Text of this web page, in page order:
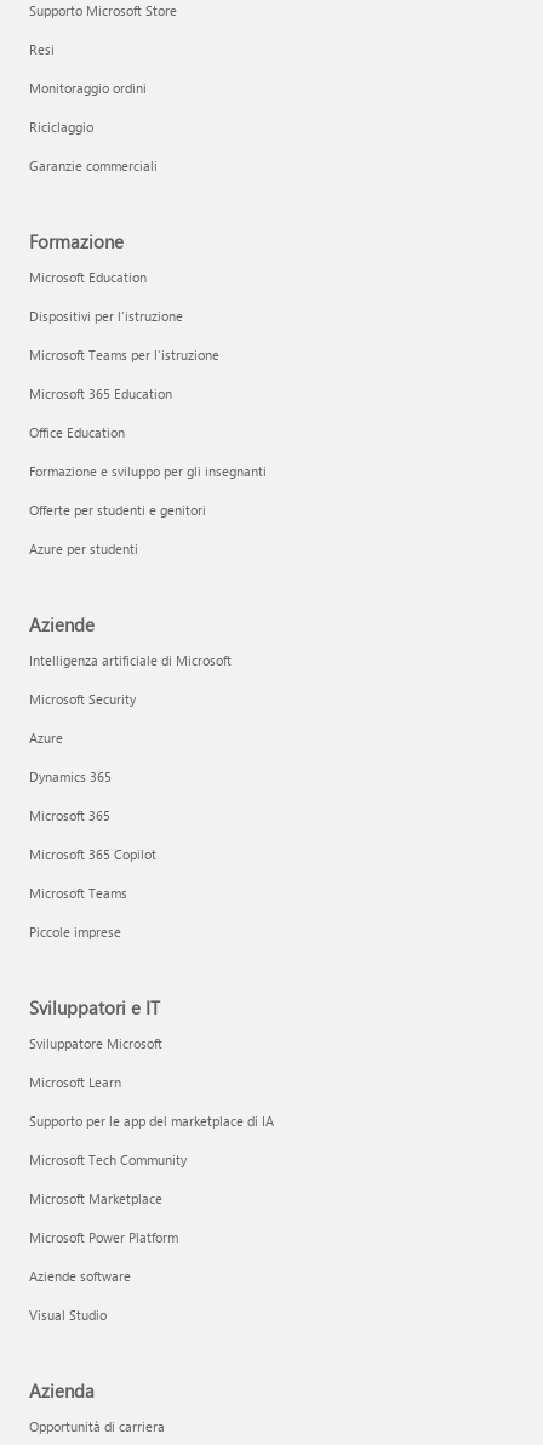
Supporto Microsoft Store
Resi
Monitoraggio ordini
Riciclaggio
Garanzie commerciali
Formazione
Microsoft Education
Dispositivi per l'istruzione
Microsoft Teams per l'istruzione
Microsoft 365 Education
Office Education
Formazione e sviluppo per gli insegnanti
Offerte per studenti e genitori
Azure per studenti
Aziende
Intelligenza artificiale di Microsoft
Microsoft Security
Azure
Dynamics 365
Microsoft 365
Microsoft 365 Copilot
Microsoft Teams
Piccole imprese
Sviluppatori e IT
Sviluppatore Microsoft
Microsoft Learn
Supporto per le app del marketplace di IA
Microsoft Tech Community
Microsoft Marketplace
Microsoft Power Platform
Aziende software
Visual Studio
Azienda
Opportunità di carriera